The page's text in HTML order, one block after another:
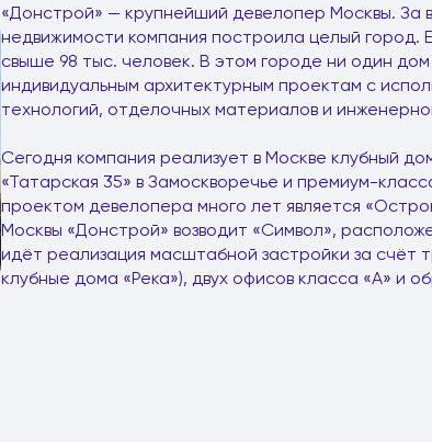
«Донстрой» — крупнейший девелопер Москвы. За
недвижимости компания построила целый город.
свыше 98 тыс. человек. В этом городе ни один
индивидуальным архитектурным проектам с
технологий, отделочных материалов и
Сегодня компания реализует в Москве клубный
«Татарская 35» в Замоскворечье и премиум-
проектом девелопера много лет является
Москвы «Донстрой» возводит «Символ»,
идёт реализация масштабной застройки за счёт
клубные дома «Река»), двух офисов класса «А» и